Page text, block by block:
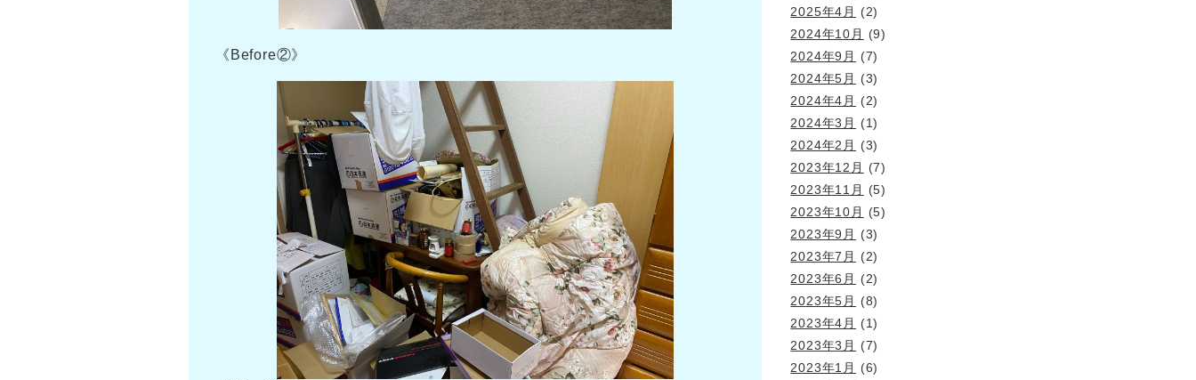
《Before②》
2025年4月
(2)
2024年10月
(9)
2024年9月
(7)
2024年5月
(3)
2024年4月
(2)
2024年3月
(1)
2024年2月
(3)
2023年12月
(7)
2023年11月
(5)
2023年10月
(5)
2023年9月
(3)
2023年7月
(2)
2023年6月
(2)
2023年5月
(8)
2023年4月
(1)
2023年3月
(7)
2023年1月
(6)